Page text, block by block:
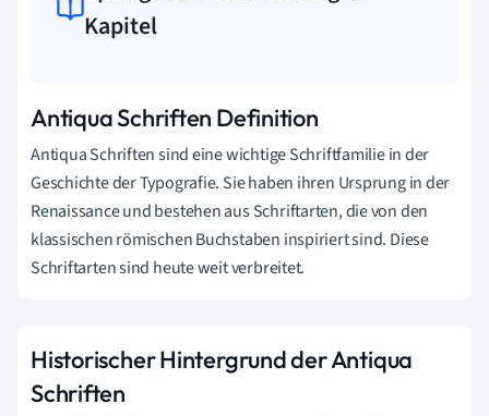
Kapitel
Antiqua Schriften Definition
Antiqua Schriften sind eine wichtige Schriftfamilie in der
Geschichte der Typografie. Sie haben ihren Ursprung in der
Renaissance und bestehen aus Schriftarten, die von den
klassischen römischen Buchstaben inspiriert sind. Diese
Schriftarten sind heute weit verbreitet.
Historischer Hintergrund der Antiqua
Schriften